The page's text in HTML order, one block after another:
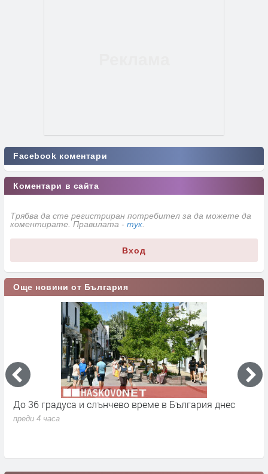
Facebook коментари
Коментари в сайта
Трябва да сте регистриран потребител за да можете да
коментирате. Правилата - тук
Вход
Още новини от България
От 9 август приключва двойното етикетиране - какво
се променя за потребителите